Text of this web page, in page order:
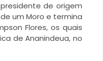
de origem
um Moro e termina
Flores, os quais
de Ananindeua, no